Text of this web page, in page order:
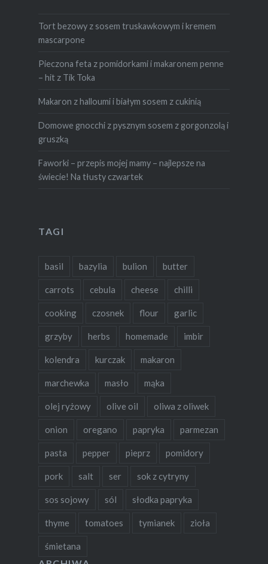
Tort bezowy z sosem truskawkowym i kremem
mascarpone
Pieczona feta z pomidorkami i makaronem penne
– hit z Tik Toka
Makaron z halloumi i białym sosem z cukinią
Domowe gnocchi z pysznym sosem z gorgonzolą i
gruszką
Faworki – przepis mojej mamy – najlepsze na
świecie! Na tłusty czwartek
TAGI
basil bazylia bulion butter
carrots cebula cheese chilli
cooking czosnek flour garlic
grzyby herbs homemade imbir
kolendra kurczak makaron
marchewka masło mąka
olej ryżowy olive oil oliwa z oliwek
onion oregano papryka parmezan
pasta pepper pieprz pomidory
pork salt ser sok z cytryny
sos sojowy sól słodka papryka
thyme tomatoes tymianek zioła
śmietana